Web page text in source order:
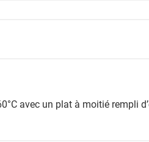
avec un plat à moitié rempli